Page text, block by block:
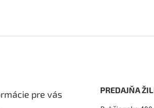
pre vás
PREDAJŇA